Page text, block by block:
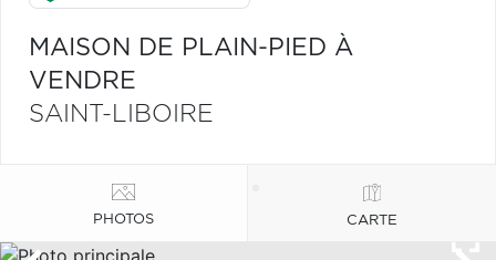
MAISON DE PLAIN-PIED À
VENDRE
SAINT-LIBOIRE
PHOTOS CARTE